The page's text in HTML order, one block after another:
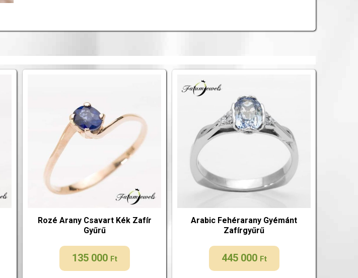
Rozé Arany Csavart Kék Zafír
Gyűrű
135 000 Ft
Arabic Fehérarany Gyémánt
Zafírgyűrű
445 000 Ft